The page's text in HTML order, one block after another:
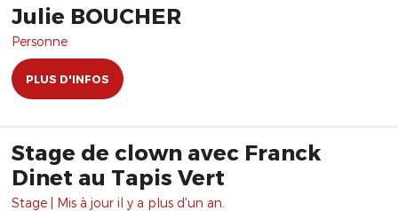
Julie BOUCHER
Personne
PLUS D'INFOS
Stage de clown avec Franck
Dinet au Tapis Vert
Stage | Mis à jour il y a plus d'un an.